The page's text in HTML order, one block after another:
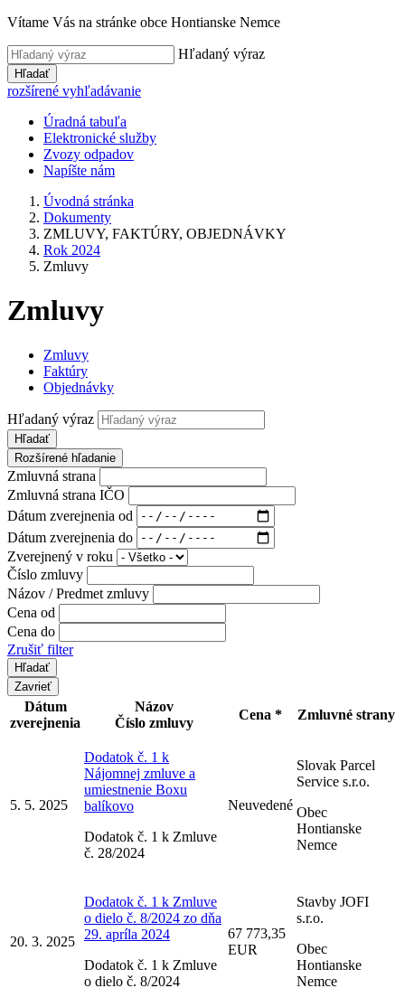
Vítame Vás na stránke obce Hontianske Nemce
Hľadaný výraz
Hľadať
rozšírené vyhľadávanie
Úradná tabuľa
Elektronické služby
Zvozy odpadov
Napíšte nám
Úvodná stránka
Dokumenty
ZMLUVY, FAKTÚRY, OBJEDNÁVKY
Rok 2024
Zmluvy
Zmluvy
Zmluvy
Faktúry
Objednávky
Hľadaný výraz
Hľadať
Rozšírené hľadanie
Zmluvná strana
Zmluvná strana IČO
Dátum zverejnenia od
Dátum zverejnenia do
Zverejnený v roku
Číslo zmluvy
Názov / Predmet zmluvy
Cena od
Cena do
Zrušiť filter
Zavrieť
Dátum
zverejnenia
Názov
Číslo zmluvy
Cena * Zmluvné strany
5. 5. 2025
Dodatok č. 1 k
Nájomnej zmluve a
umiestnenie Boxu
balíkovo
Dodatok č. 1 k Zmluve
č. 28/2024
Neuvedené
Slovak Parcel
Service s.r.o.
Obec
Hontianske
Nemce
20. 3. 2025
Dodatok č. 1 k Zmluve
o dielo č. 8/2024 zo dňa
29. apríla 2024
Dodatok č. 1 k Zmluve
o dielo č. 8/2024
67 773,35
EUR
Stavby JOFI
s.r.o.
Obec
Hontianske
Nemce